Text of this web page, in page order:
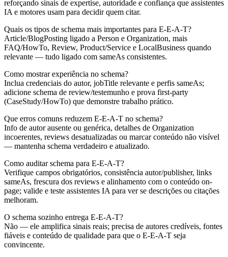
reforçando sinais de expertise, autoridade e confiança que assistentes
IA e motores usam para decidir quem citar.
Quais os tipos de schema mais importantes para E-E-A-T?
Article/BlogPosting ligado a Person e Organization, mais
FAQ/HowTo, Review, Product/Service e LocalBusiness quando
relevante — tudo ligado com sameAs consistentes.
Como mostrar experiência no schema?
Inclua credenciais do autor, jobTitle relevante e perfis sameAs;
adicione schema de review/testemunho e prova first-party
(CaseStudy/HowTo) que demonstre trabalho prático.
Que erros comuns reduzem E-E-A-T no schema?
Info de autor ausente ou genérica, detalhes de Organization
incoerentes, reviews desatualizadas ou marcar conteúdo não visível
— mantenha schema verdadeiro e atualizado.
Como auditar schema para E-E-A-T?
Verifique campos obrigatórios, consistência autor/publisher, links
sameAs, frescura dos reviews e alinhamento com o conteúdo on-
page; valide e teste assistentes IA para ver se descrições ou citações
melhoram.
O schema sozinho entrega E-E-A-T?
Não — ele amplifica sinais reais; precisa de autores credíveis, fontes
fiáveis e conteúdo de qualidade para que o E-E-A-T seja
convincente.